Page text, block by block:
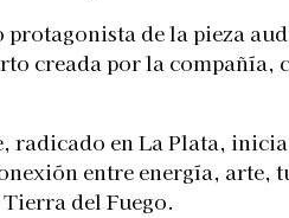
protagonista de la pieza
creada por la compañía,
radicado en La Plata,
entre energía, arte,
del Fuego.